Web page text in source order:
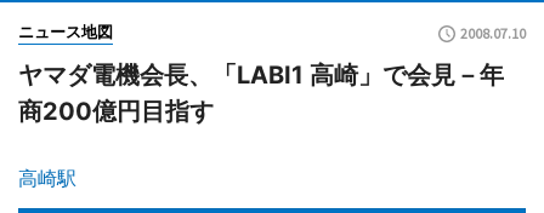
ニュース地図 2008.07.10
ヤマダ電機会長、「LABI1 高崎」で会見－年
商200億円目指す
高崎駅